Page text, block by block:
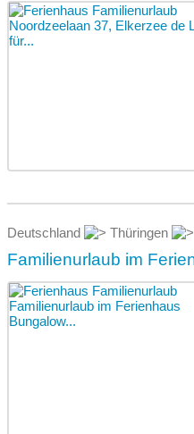
Deutschland Thüringen
Familienurlaub im